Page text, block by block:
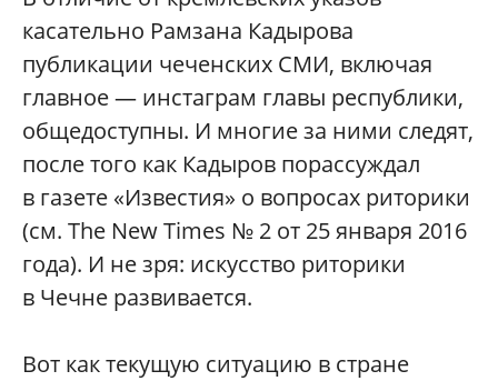
касательно Рамзана Кадырова
публикации чеченских СМИ, включая
главное — инстаграм главы республики,
общедоступны. И многие за ними следят,
после того как Кадыров порассуждал
в газете «Известия» о вопросах риторики
(см. The New Times № 2 от 25 января 2016
года). И не зря: искусство риторики
в Чечне развивается.
Вот как текущую ситуацию в стране